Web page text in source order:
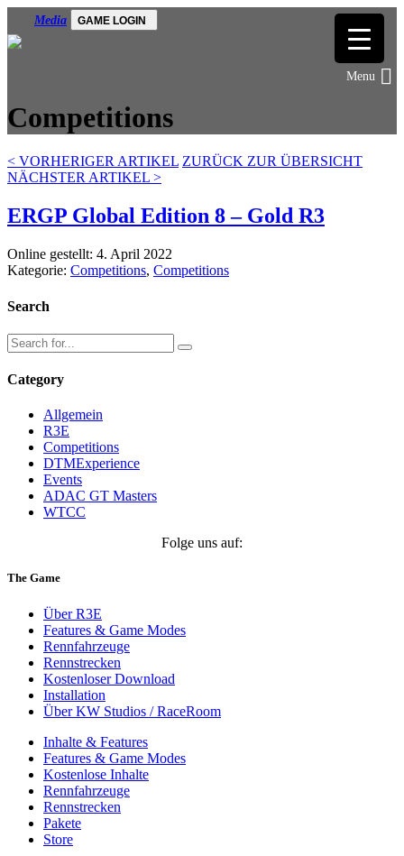
Media GAME LOGIN
Competitions
< VORHERIGER ARTIKEL ZURÜCK ZUR ÜBERSICHT
NÄCHSTER ARTIKEL >
ERGP Global Edition 8 – Gold R3
Online gestellt: 4. April 2022
Kategorie: Competitions, Competitions
Search
Category
Allgemein
R3E
Competitions
DTMExperience
Events
ADAC GT Masters
WTCC
Folge uns auf:
The Game
Über R3E
Features & Game Modes
Rennfahrzeuge
Rennstrecken
Kostenloser Download
Installation
Über KW Studios / RaceRoom
Inhalte & Features
Features & Game Modes
Kostenlose Inhalte
Rennfahrzeuge
Rennstrecken
Pakete
Store